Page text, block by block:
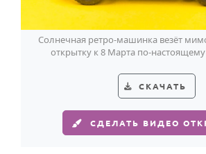
Солнечная ретро-машинка везёт
открытку к 8 Марта по-
СКАЧАТЬ
СДЕЛАТЬ ВИДЕО